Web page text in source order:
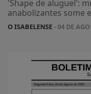
'Shape de aluguel':
anabolizantes some
O ISABELENSE- 04 DE AGO